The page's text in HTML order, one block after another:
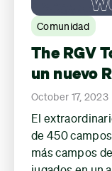
Comunidad
The RGV
un nuevo
October 17, 2023
El
de 450
más campos